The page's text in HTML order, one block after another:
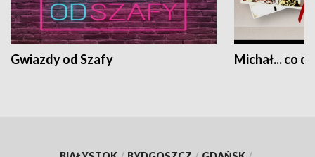
Gwiazdy od Szafy Michał... co